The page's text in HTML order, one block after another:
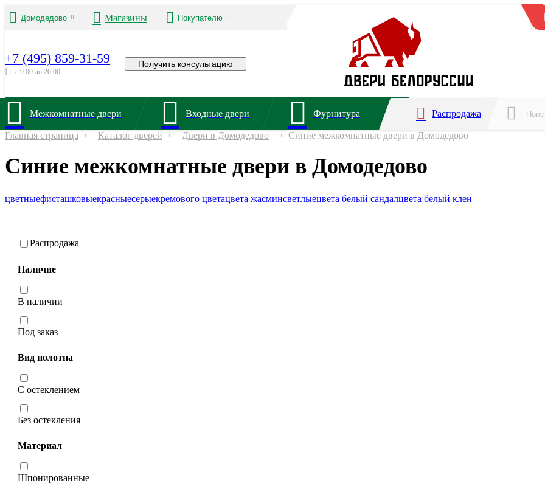
Домодедово Магазины Покупателю
+7 (495) 859-31-59
с 9:00 до 20:00
Получить консультацию
Межкомнатные двери Входные двери Фурнитура Распродажа
Главная страница Каталог дверей Двери в Домодедово Синие межкомнатные двери в Домодедово
Синие межкомнатные двери в Домодедово
цветныефисташковыекрасныесерыекремового цветацвета жасминсветлыецвета белый сандалцвета белый клен
Распродажа
Наличие
В наличии
Под заказ
Вид полотна
С остеклением
Без остекления
Материал
Шпонированные